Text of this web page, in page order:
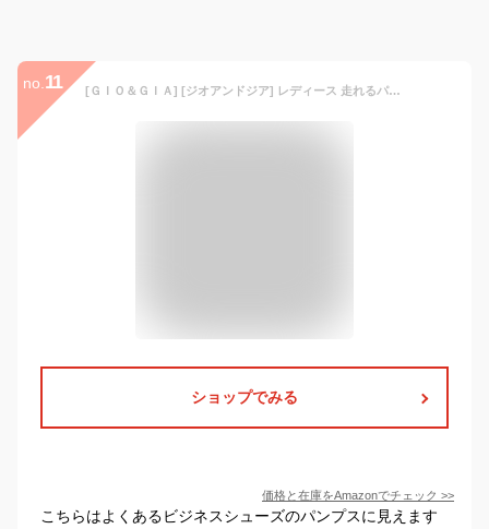
no. 11 [ＧＩＯ＆ＧＩＡ] [ジオアンドジア] レディース 走れるパンプス 超軽量 快適 オフィスシューズ 歩きやすい 疲れにくい 靴 クッション性 3D 中敷き 衝撃吸収 フォーマル 750 (ブラック, large)
ショップでみる
価格と在庫をAmazonでチェック >>
こちらはよくあるビジネスシューズのパンプスに見えます